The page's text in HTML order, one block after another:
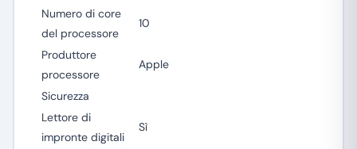
Numero di core
del processore
10
Produttore
processore
Apple
Sicurezza
Lettore di
impronte digitali
Sì